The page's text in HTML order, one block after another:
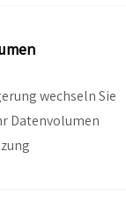
wechseln Sie
Datenvolumen